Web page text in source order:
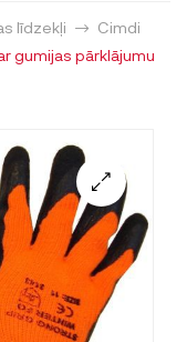
līdzekļi
Cimdi
gumijas pārklājumu